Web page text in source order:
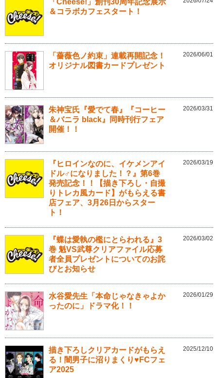
「Cheese!」創刊30周年記念展示
＆コラボカフェスタート！
「薔薇色ノ約束」連載再開記念！
オリジナル図書カードプレゼント
2026/06/01
朱神宝氏『愛でて春』『コーヒー
＆バニラ black』同時刊行フェア
開催！！
2026/03/31
『ヒロインなのに、イケメンアイ
ドル♂になりました！？』第6巻
発売記念！！【描き下ろし・自撮
りトレカ風カード】がもらえる書
店フェア、3月26日からスター
ト！
2026/03/19
『蝶は愛執の檻にとらわれる』3
巻 魁VS武尊クリアファイル応募
者全員プレゼントについてのお詫
びとお知らせ
2026/03/02
水谷愛先生「本命じゃなきゃよか
ったのに」ドラマ化！！
2026/01/29
描き下ろしクリアカードがもらえ
る！闇男子に沼りまくり♥FCフェ
ア2025
2025/12/10